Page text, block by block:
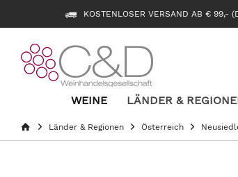
KOSTENLOSER VERSAND AB € 99,-
WEINE LÄNDER &
Länder & Regionen Österreich